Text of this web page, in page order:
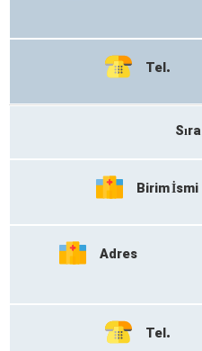
Tel.
Sıra
Birim İsmi
Adres
Tel.